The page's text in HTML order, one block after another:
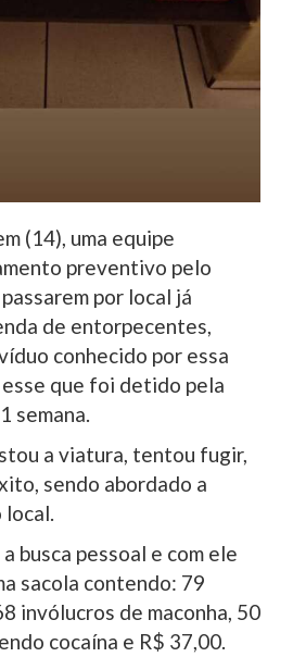
(14), uma equipe
preventivo pelo
por local já
de entorpecentes,
conhecido por essa
que foi detido pela
semana.
a viatura, tentou fugir,
sendo abordado a
local.
busca pessoal e com ele
sacola contendo: 79
invólucros de maconha, 50
cocaína e R$ 37,00.